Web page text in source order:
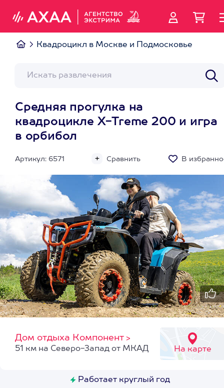
Квадроцикл в Москве и Подмосковье
Средняя прогулка на
квадроцикле X-Treme 200 и игра
в орбибол
Артикул: 6571 Сравнить В
Дом отдыха Компонент >
На карте
51 км на Северо-Запад от МКАД
Работает круглый год